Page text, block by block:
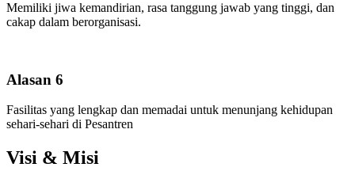
Memiliki jiwa kemandirian, rasa tanggung jawab yang tinggi, dan
cakap dalam berorganisasi.
Alasan 6
Fasilitas yang lengkap dan memadai untuk menunjang kehidupan
sehari-sehari di Pesantren
Visi & Misi